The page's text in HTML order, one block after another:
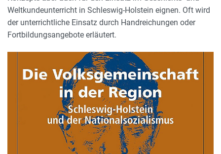
Weltkundeunterricht in Schleswig-Holstein eignen. Oft wird
der unterrichtliche Einsatz durch Handreichungen oder
Fortbildungsangebote erläutert.